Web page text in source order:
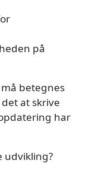
på
betegnes
at skrive
har
udvikling?